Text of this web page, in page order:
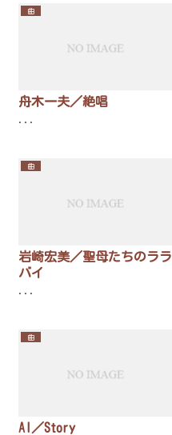
曲
舟木一夫／絶唱
...
曲
岩崎宏美／聖母たちのララ
バイ
...
曲
AI／Story